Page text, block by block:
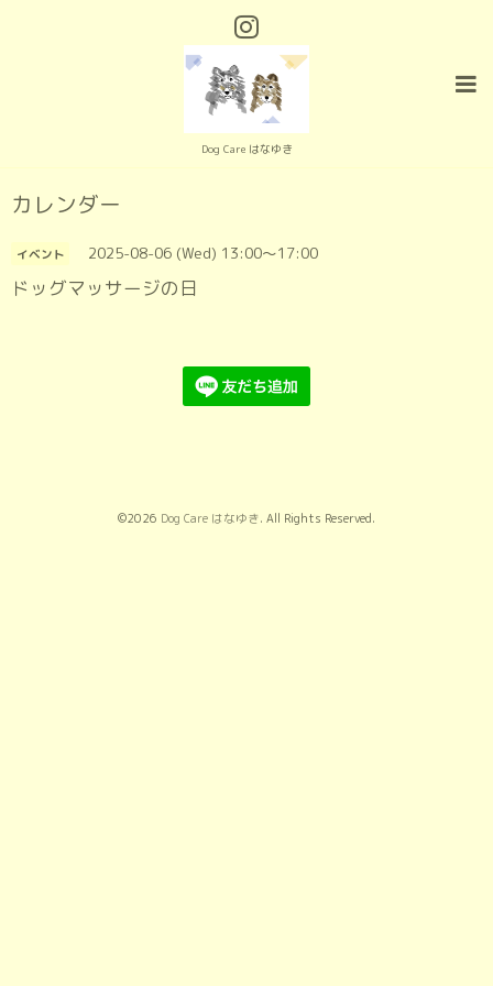
Dog Care はなゆき
カレンダー
イベント 2025-08-06 (Wed) 13:00～17:00
ドッグマッサージの日
©2026 Dog Care はなゆき. All Rights Reserved.